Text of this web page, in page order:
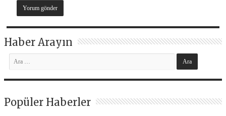
Haber Arayın
Popüler Haberler